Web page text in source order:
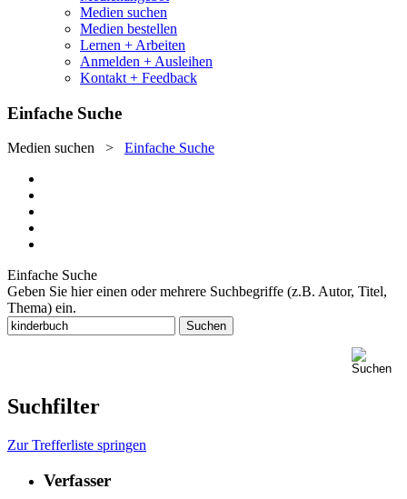
Medien suchen
Medien bestellen
Lernen + Arbeiten
Anmelden + Ausleihen
Kontakt + Feedback
Einfache Suche
Medien suchen > Einfache Suche
Einfache Suche
Geben Sie hier einen oder mehrere Suchbegriffe (z.B. Autor, Titel,
Thema) ein.
Suchfilter
Zur Trefferliste springen
Verfasser